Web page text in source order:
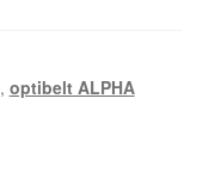
, optibelt ALPHA